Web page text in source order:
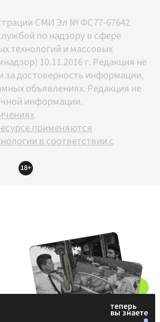
СМИ Эл № ФС77-67642
по надзору в сфере
технологий и массовых
10.11.2016 г. Редакция не
за достоверность информации,
объявлениях. Редакция не
информации.
применяются
в соответствии с
18+